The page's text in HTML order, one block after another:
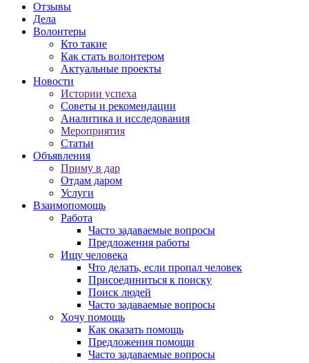
Отзывы
Дела
Волонтеры
Кто такие
Как стать волонтером
Актуальные проекты
Новости
Истории успеха
Советы и рекомендации
Аналитика и исследования
Мероприятия
Статьи
Объявления
Приму в дар
Отдам даром
Услуги
Взаимопомощь
Работа
Часто задаваемые вопросы
Предложения работы
Ищу человека
Что делать, если пропал человек
Присоединиться к поиску
Поиск людей
Часто задаваемые вопросы
Хочу помощь
Как оказать помощь
Предложения помощи
Часто задаваемые вопросы